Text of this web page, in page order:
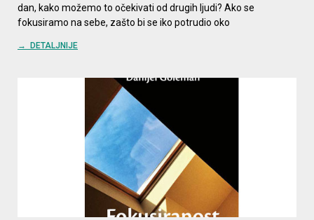
dan, kako možemo to očekivati od drugih ljudi? Ako se
fokusiramo na sebe, zašto bi se iko potrudio oko
→ DETALJNIJE